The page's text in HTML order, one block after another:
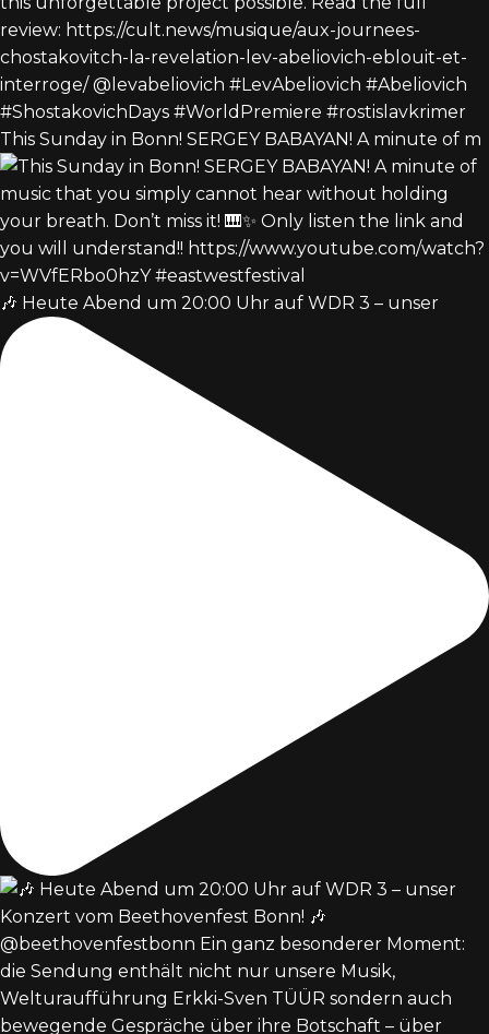
This Sunday in Bonn! SERGEY BABAYAN! A minute of m
🎶 Heute Abend um 20:00 Uhr auf WDR 3 – unser